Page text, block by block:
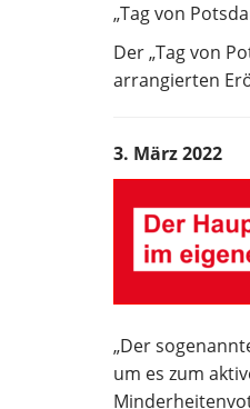
„Tag von
Der „Tag von
arrangierten
3. März 2022
„Der
um es zum